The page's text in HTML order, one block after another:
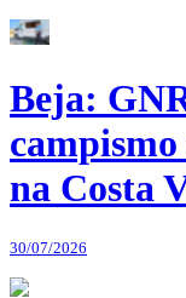
Beja:
na Costa
30/07/2026